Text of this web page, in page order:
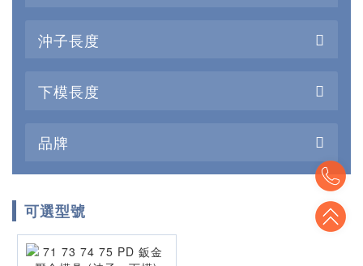
沖子長度
下模長度
品牌
可選型號